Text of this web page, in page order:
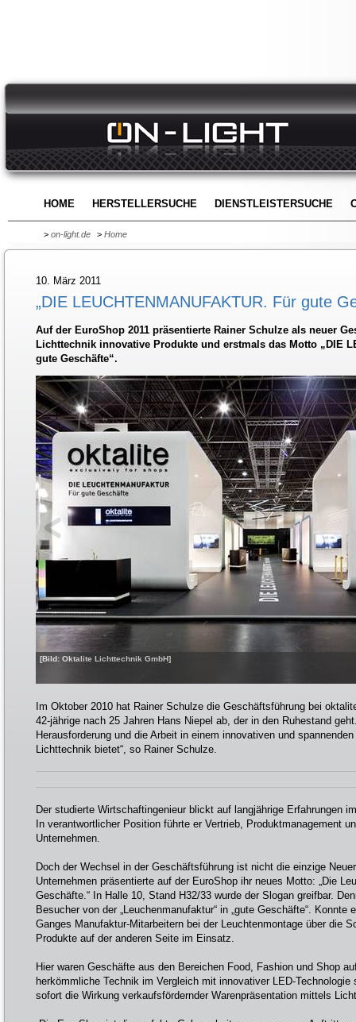
HOME HERSTELLERSUCHE DIENSTLEISTERSUCHE
> on-light.de > Home
10. März 2011
„DIE LEUCHTENMANUFAKTUR. Für gute
Auf der EuroShop 2011 präsentierte Rainer Schulze als neuer
Lichttechnik innovative Produkte und erstmals das Motto „DIE
gute Geschäfte“.
[Bild: Oktalite Lichttechnik GmbH]
Im Oktober 2010 hat Rainer Schulze die Geschäftsführung bei
42-jährige nach 25 Jahren Hans Niepel ab, der in den Ruhestand
Herausforderung und die Arbeit in einem innovativen und
Lichttechnik bietet“, so Rainer Schulze.
Der studierte Wirtschaftingenieur blickt auf langjährige Erfahrungen
In verantwortlicher Position führte er Vertrieb, Produktmanagement
Unternehmen.
Doch der Wechsel in der Geschäftsführung ist nicht die einzige
Unternehmen präsentierte auf der EuroShop ihr neues Motto: „Die
Geschäfte.“ In Halle 10, Stand H32/33 wurde der Slogan greifbar.
Besucher von der „Leuchenmanufaktur“ in „gute Geschäfte“. Konnte
Ganges Manufaktur-Mitarbeitern bei der Leuchtenmontage über die
Produkte auf der anderen Seite im Einsatz.
Hier waren Geschäfte aus den Bereichen Food, Fashion und Shop
herkömmliche Technik im Vergleich mit innovativer LED-
sofort die Wirkung verkaufsfördernder Warenpräsentation mittels